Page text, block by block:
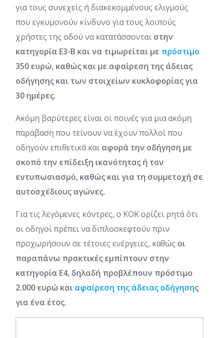
για τους συνεχείς ή διακεκομμένους ελιγμούς
που εγκυμονούν κίνδυνο για τους λοιπούς
χρήστες της οδού να κατατάσσονται στην
κατηγορία Ε3-Β και να τιμωρείται με πρόστιμο
350 ευρώ, καθώς και με αφαίρεση της άδειας
οδήγησης και των στοιχείων κυκλοφορίας για
30 ημέρες.
Ακόμη βαρύτερες είναι οι ποινές για μια ακόμη
παράβαση που τείνουν να έχουν πολλοί που
οδηγούν επιθετικά και αφορά την οδήγηση με
σκοπό την επίδειξη ικανότητας ή τον
εντυπωσιασμό, καθώς και για τη συμμετοχή σε
αυτοσχέδιους αγώνες.
Για τις λεγόμενες κόντρες, ο ΚΟΚ ορίζει ρητά ότι
οι οδηγοί πρέπει να διπλοσκεφτούν πριν
προχωρήσουν σε τέτοιες ενέργειες, καθώς οι
παραπάνω πρακτικές εμπίπτουν στην
κατηγορία Ε4, δηλαδή προβλέπουν πρόστιμο
2.000 ευρώ και αφαίρεση της άδειας οδήγησης
για ένα έτος.